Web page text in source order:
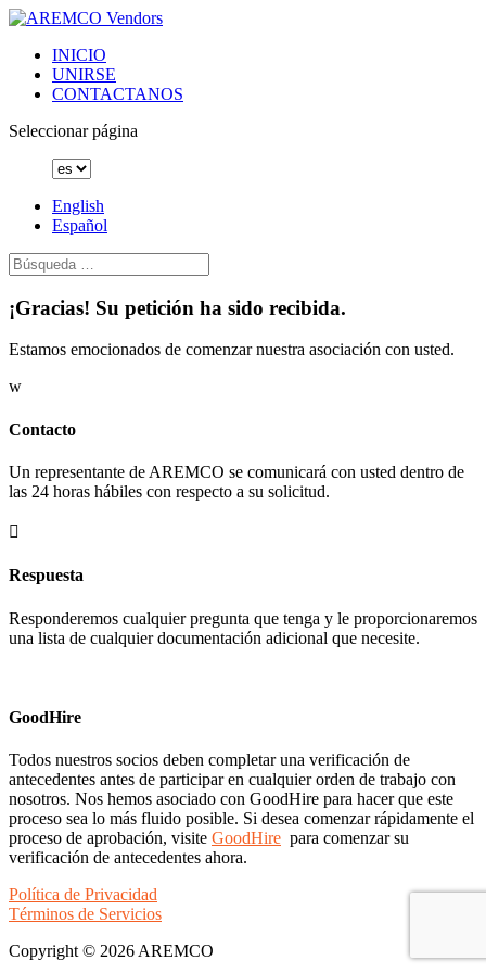
INICIO
UNIRSE
CONTACTANOS
Seleccionar página
English
Español
¡Gracias! Su petición ha sido recibida.
Estamos emocionados de comenzar nuestra asociación con usted.
w
Contacto
Un representante de AREMCO se comunicará con usted dentro de
las 24 horas hábiles con respecto a su solicitud.

Respuesta
Responderemos cualquier pregunta que tenga y le proporcionaremos
una lista de cualquier documentación adicional que necesite.
GoodHire
Todos nuestros socios deben completar una verificación de
antecedentes antes de participar en cualquier orden de trabajo con
nosotros. Nos hemos asociado con GoodHire para hacer que este
proceso sea lo más fluido posible. Si desea comenzar rápidamente el
proceso de aprobación, visite GoodHire para comenzar su
verificación de antecedentes ahora.
Política de Privacidad
Términos de Servicios
Copyright © 2026 AREMCO